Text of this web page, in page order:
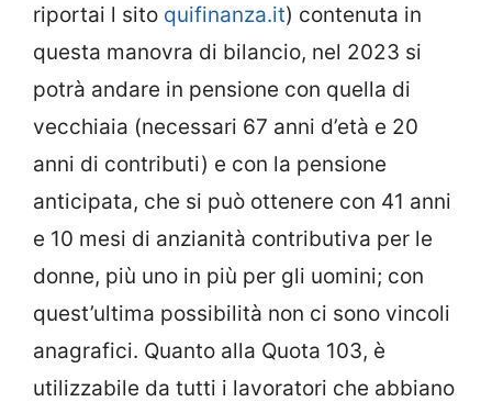
riportai l sito quifinanza.it) contenuta in
questa manovra di bilancio, nel 2023 si
potrà andare in pensione con quella di
vecchiaia (necessari 67 anni d’età e 20
anni di contributi) e con la pensione
anticipata, che si può ottenere con 41 anni
e 10 mesi di anzianità contributiva per le
donne, più uno in più per gli uomini; con
quest’ultima possibilità non ci sono vincoli
anagrafici. Quanto alla Quota 103, è
utilizzabile da tutti i lavoratori che abbiano